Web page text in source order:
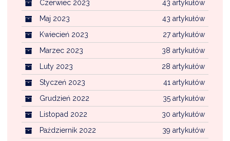
43 artykułów
Czerwiec 2023
43 artykułów
Maj 2023
27 artykułów
Kwiecień 2023
38 artykułów
Marzec 2023
28 artykułów
Luty 2023
41 artykułów
Styczeń 2023
35 artykułów
Grudzień 2022
30 artykułów
Listopad 2022
39 artykułów
Październik 2022